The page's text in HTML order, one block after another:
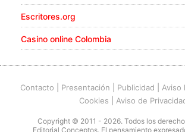
Escritores.org
Casino online Colombia
Contacto Presentación Publicidad Aviso
Cookies
Aviso de
Copyright © 2011 - 2026. Todos los
Editorial Conceptos. El pensamiento